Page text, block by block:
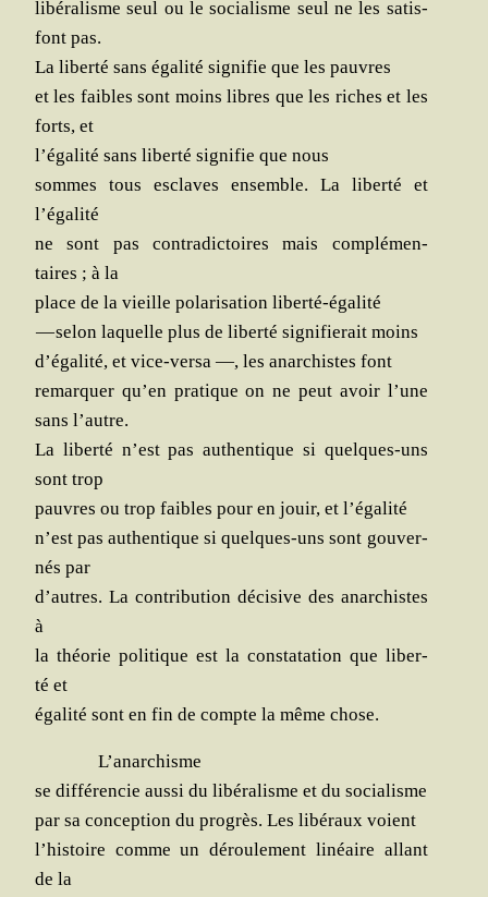
libé­ra­lisme seul ou le socia­lisme seul ne les satis­
font pas.
La liber­té sans éga­li­té signi­fie que les pauvres
et les faibles sont moins libres que les riches et les
forts, et
l’égalité sans liber­té signi­fie que nous
sommes tous esclaves ensemble. La liber­té et
l’égalité
ne sont pas contra­dic­toires mais com­plé­men­
taires ; à la
place de la vieille pola­ri­sa­tion liberté-égalité
— selon laquelle plus de liber­té signi­fie­rait moins
d’égalité, et vice-ver­sa —, les anar­chistes font
remar­quer qu’en pra­tique on ne peut avoir l’une
sans l’autre.
La liber­té n’est pas authen­tique si quelques-uns
sont trop
pauvres ou trop faibles pour en jouir, et l’égalité
n’est pas authen­tique si quelques-uns sont gou­ver­
nés par
d’autres. La contri­bu­tion déci­sive des anar­chistes
à
la théo­rie poli­tique est la consta­ta­tion que liber­
té et
éga­li­té sont en fin de compte la même chose.
L’anarchisme
se dif­fé­ren­cie aus­si du libé­ra­lisme et du socialisme
par sa concep­tion du pro­grès. Les libé­raux voient
l’histoire comme un dérou­le­ment linéaire allant
de la